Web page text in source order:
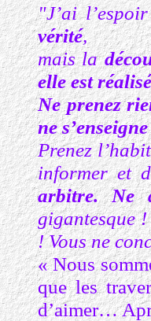
"J’ai
vérité,
mais la
elle est
Ne prenez
ne
Prenez
informer et
arbitre. Ne
gigantesque
! Vous ne
« Nous
que les
d’aimer…